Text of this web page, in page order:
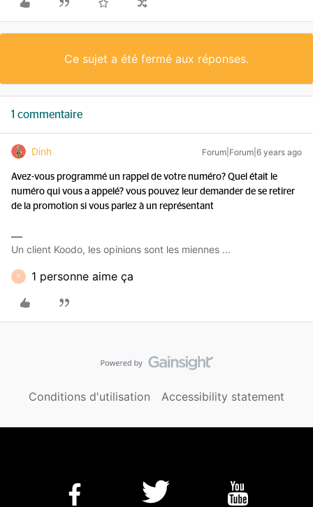
Ce sujet a été fermé aux réponses.
1 commentaire
Dinh Forum|Forum|6 years ago
Avez-vous programmé un rappel de votre numéro? Quel était le
numéro qui vous a appelé? vous pouvez leur demander de se retirer
de la promotion si vous parlez à un représentant
Un client Koodo, les opinions sont les miennes ...
R 1 personne aime ça
Conditions d'utilisation Accessibility statement